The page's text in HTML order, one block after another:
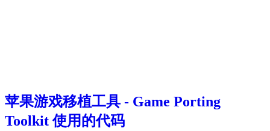
苹果游戏移植工具 - Game Porting
Toolkit 使用的代码